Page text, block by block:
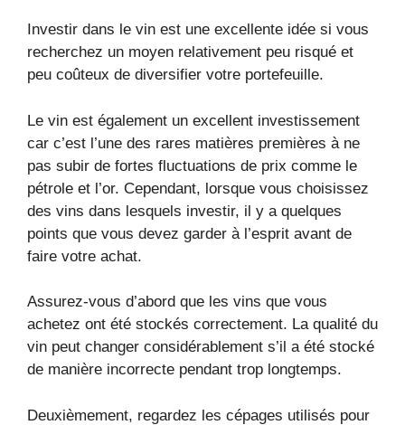
Investir dans le vin est une excellente idée si vous
recherchez un moyen relativement peu risqué et
peu coûteux de diversifier votre portefeuille.
Le vin est également un excellent investissement
car c’est l’une des rares matières premières à ne
pas subir de fortes fluctuations de prix comme le
pétrole et l’or. Cependant, lorsque vous choisissez
des vins dans lesquels investir, il y a quelques
points que vous devez garder à l’esprit avant de
faire votre achat.
Assurez-vous d’abord que les vins que vous
achetez ont été stockés correctement. La qualité du
vin peut changer considérablement s’il a été stocké
de manière incorrecte pendant trop longtemps.
Deuxièmement, regardez les cépages utilisés pour